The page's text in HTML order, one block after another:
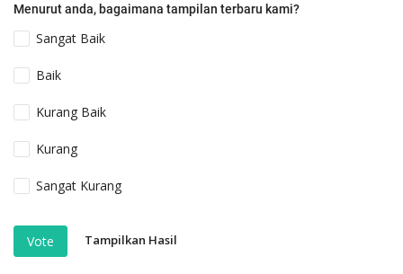
Menurut anda, bagaimana tampilan terbaru kami?
Sangat Baik
Baik
Kurang Baik
Kurang
Sangat Kurang
Vote Tampilkan Hasil